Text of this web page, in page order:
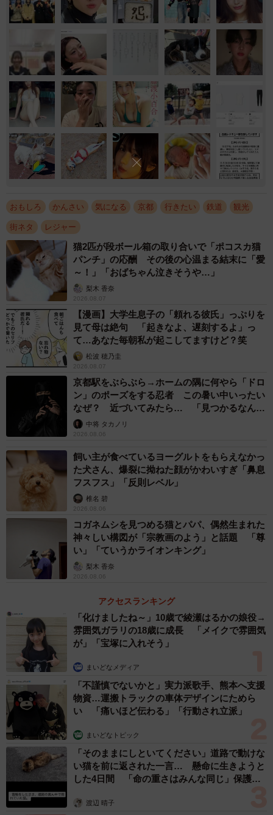
おもしろ かんさい 気になる 京都 行きたい 鉄道 観光
街ネタ レジャー
猫2匹が段ボール箱の取り合いで「ポコスカ猫
パンチ」の応酬 その後の心温まる結末に「愛
～！」「おばちゃん泣きそうや…」
梨木 香奈
2026.08.07
【漫画】大学生息子の「頼れる彼氏」っぷりを
見て母は絶句 「起きなよ、遅刻するよ」っ
て…あなた毎朝私が起こしてますけど？笑
松波 穂乃圭
2026.08.07
京都駅をぶらぶら→ホームの隅に何やら「ドロ
ン」のポーズをする忍者 この暑い中いったい
なぜ？ 近づいてみたら… 「見つかるなんて
未熟」中将 タカノリ
2026.08.06
飼い主が食べているヨーグルトをもらえなかっ
た犬さん、爆裂に拗ねた顔がかわいすぎ「鼻息
フスフス」「反則レベル」
椎名 碧
2026.08.06
コガネムシを見つめる猫とパパ、偶然生まれた
神々しい構図が「宗教画のよう」と話題 「尊
い」「ていうかライオンキング」
梨木 香奈
2026.08.06
アクセスランキング
「化けましたね～」10歳で綾瀬はるかの娘役→
雰囲気ガラリの18歳に成長 「メイクで雰囲気
が」「宝塚に入れそう」
まいどなメディア
「不謹慎でないかと」実力派歌手、熊本へ支援
物資…運搬トラックの車体デザインにためら
い 「痛いほど伝わる」「行動され立派」
まいどなトピック
「そのままにしといてください」道路で動けな
い猫を前に返された一言… 懸命に生きようと
した4日間 「命の重さはみんな同じ」保護団
渡辺 晴子